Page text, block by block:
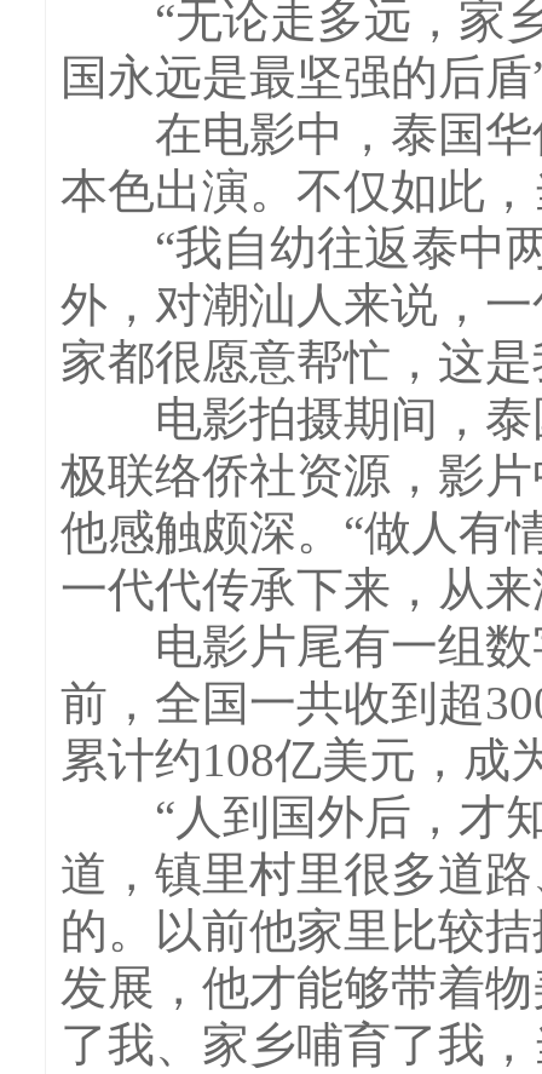
“无论走多远，家乡
国永远是最坚强的后盾
在电影中，泰国华
本色出演。不仅如此
“我自幼往返泰中两
外，对潮汕人来说，
家都很愿意帮忙，这
电影拍摄期间，泰
极联络侨社资源，影
他感触颇深。“做人有
一代代传承下来，从
电影片尾有一组数
前，全国一共收到超
累计约108亿美元，成
“人到国外后，才知
道，镇里村里很多道
的。以前他家里比较
发展，他才能够带着
了我、家乡哺育了我